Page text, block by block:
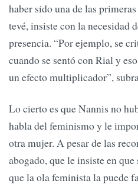
haber sido una de las
tevé, insiste con la necesidad
presencia. “Por ejemplo, se
cuando se sentó con Rial y
un efecto multiplicador”,
Lo cierto es que Nannis no
habla del feminismo y le
otra mujer. A pesar de las
abogado, que le insiste en
que la ola feminista la puede